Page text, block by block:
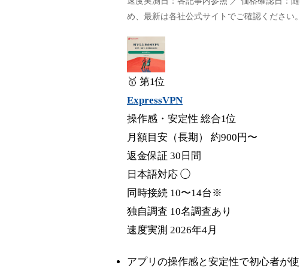
め、最新は各社公式サイトでご確認ください。
🥇 第1位
ExpressVPN
操作感・安定性 総合1位
月額目安（長期）
約900円〜
返金保証 30日間
日本語対応 ◯
同時接続 10〜14台※
独自調査 10名調査あり
速度実測 2026年4月
アプリの操作感と安定性で初心者が